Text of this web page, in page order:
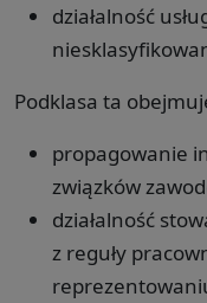
działalność
Podklasa ta
propagowanie
związków
działalność
z reguły